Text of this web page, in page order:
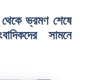
ভ্রমণ শেষে
সামনে